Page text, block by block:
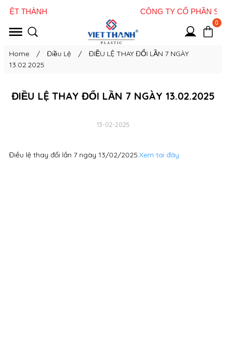
0
Home / Điều Lệ /
ĐIỀU LỆ THAY ĐỔI LẦN 7 NGÀY
13.02.2025
ĐIỀU LỆ THAY ĐỔI LẦN 7 NGÀY 13.02.2025
13-02-2025
Điều lệ thay đổi lần 7 ngày 13/02/2025.Xem tai đây